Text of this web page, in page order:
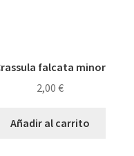
falcata minor
2,00€
Añadir al carrito